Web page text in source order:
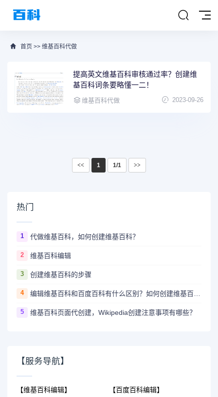
首页 >> 维基百科代做
提高英文维基百科审核通过率？创建维
基百科词条要略懂一二！
维基百科代做 2023-09-26
<< 1 1/1 >>
热门
1 代做维基百科，如何创建维基百科？
2 维基百科编辑
3 创建维基百科的步骤
4 编辑维基百科和百度百科有什么区别？如何创建维基百科词条？
5 维基百科页面代创建，Wikipedia创建注意事项有哪些？
【服务导航】
【维基百科编辑】 【百度百科编辑】